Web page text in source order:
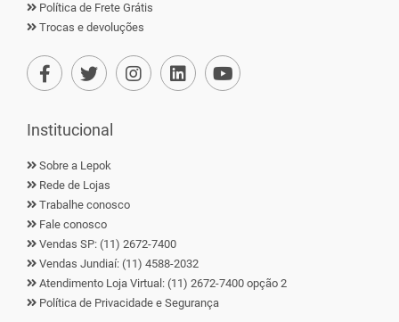
Política de Frete Grátis
Trocas e devoluções
Institucional
Sobre a Lepok
Rede de Lojas
Trabalhe conosco
Fale conosco
Vendas SP: (11) 2672-7400
Vendas Jundiaí: (11) 4588-2032
Atendimento Loja Virtual: (11) 2672-7400 opção 2
Política de Privacidade e Segurança